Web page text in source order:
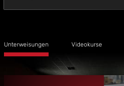
Unterweisungen Videokurse